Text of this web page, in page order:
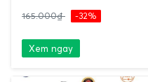
165.000₫ -32%
Xem ngay